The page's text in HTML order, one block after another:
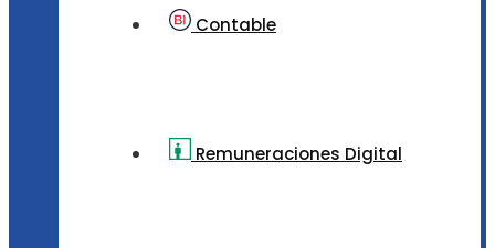
Contable
Remuneraciones Digital